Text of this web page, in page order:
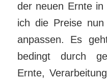
der neuen Ernte
ich die Preise
anpassen. Es
bedingt durch
Ernte,